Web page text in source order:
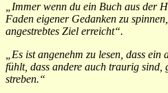
„Immer wenn du ein Buch aus der
Faden eigener Gedanken zu
angestrebtes Ziel erreicht“.
„Es ist angenehm zu lesen, dass
fühlt, dass andere auch traurig sind,
streben.“